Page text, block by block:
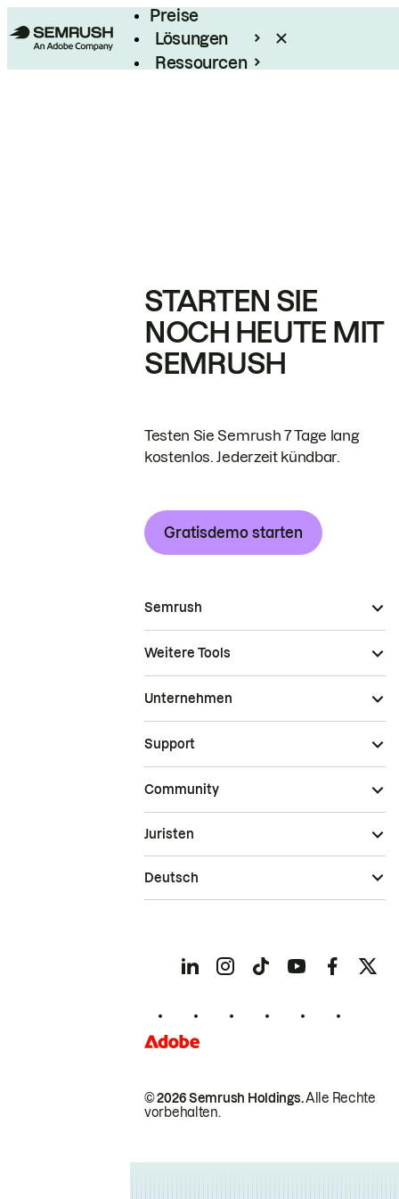
Preise
Lösungen
Ressourcen
STARTEN SIE
NOCH HEUTE MIT
SEMRUSH
Testen Sie Semrush 7 Tage lang
kostenlos. Jederzeit kündbar.
Gratisdemo starten
Semrush
Weitere Tools
Unternehmen
Support
Community
© 2026 Semrush Holdings.Alle Rechte
vorbehalten.
Juristen
Deutsch